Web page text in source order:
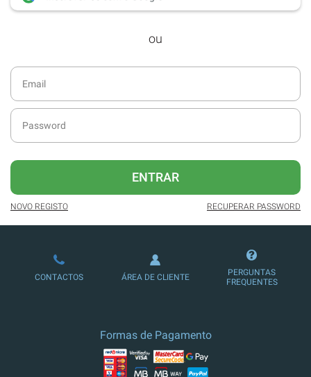
desde dezembro de 2016.
Acesso ao formato digital da SÁBADO
SÁBADO.
diário da atualidade.
publicidade reduzida e não invasiva
no site.
Possibilidade de ler e/ou ouvir artigos.
Ofertas e descontos em produtos,
serviços, eventos desportivos e
ou
ENTRAR
NOVO REGISTO RECUPERAR PASSWORD
CONTACTOS ÁREA DE CLIENTE
PERGUNTAS
FREQUENTES
Formas de Pagamento